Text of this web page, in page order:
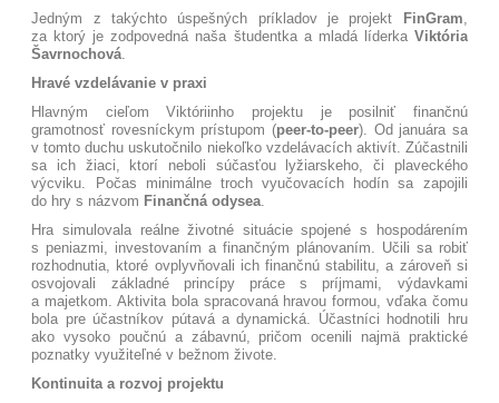
Jedným z takýchto úspešných príkladov je projekt
FinGram,
za ktorý je zodpovedná naša študentka a mladá líderka Viktória
Šavrnochová.
Hravé vzdelávanie v praxi
Hlavným cieľom Viktóriinho projektu je posilniť finančnú
gramotnosť rovesníckym prístupom (peer-to-peer). Od januára sa
v tomto duchu uskutočnilo niekoľko vzdelávacích aktivít. Zúčastnili
sa ich žiaci, ktorí neboli súčasťou lyžiarskeho, či plaveckého
výcviku. Počas minimálne troch vyučovacích hodín sa zapojili
do hry s názvom Finančná odysea.
Hra simulovala reálne životné situácie spojené s hospodárením
s peniazmi, investovaním a finančným plánovaním. Učili sa robiť
rozhodnutia, ktoré ovplyvňovali ich finančnú stabilitu, a zároveň si
osvojovali základné princípy práce s príjmami, výdavkami
a majetkom. Aktivita bola spracovaná hravou formou, vďaka čomu
bola pre účastníkov pútavá a dynamická. Účastníci hodnotili hru
ako vysoko poučnú a zábavnú, pričom ocenili najmä praktické
poznatky využiteľné v bežnom živote.
Kontinuita a rozvoj projektu